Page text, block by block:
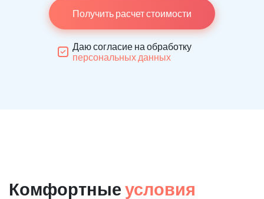
Получить расчет стоимости
Даю согласие на обработку
персональных данных
Комфортные условия